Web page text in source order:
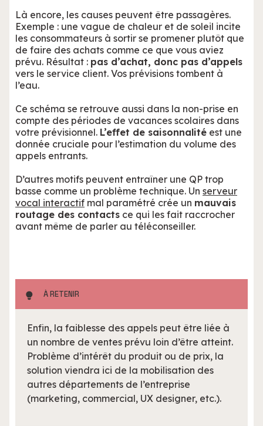
Là encore, les causes peuvent être passagères.
Exemple : une vague de chaleur et de soleil incite
les consommateurs à sortir se promener plutôt que
de faire des achats comme ce que vous aviez
prévu. Résultat : pas d’achat, donc pas d’appels
vers le service client. Vos prévisions tombent à
l’eau.
Ce schéma se retrouve aussi dans la non-prise en
compte des périodes de vacances scolaires dans
votre prévisionnel. L’effet de saisonnalité est une
donnée cruciale pour l’estimation du volume des
appels entrants.
D’autres motifs peuvent entraîner une QP trop
basse comme un problème technique. Un serveur
vocal interactif mal paramétré crée un mauvais
routage des contacts ce qui les fait raccrocher
avant même de parler au téléconseiller.
À RETENIR
Enfin, la faiblesse des appels peut être liée à
un nombre de ventes prévu loin d’être atteint.
Problème d’intérêt du produit ou de prix, la
solution viendra ici de la mobilisation des
autres départements de l’entreprise
(marketing, commercial, UX designer, etc.).